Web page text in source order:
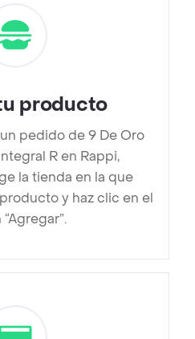
producto
pedido de 9 De Oro
R en Rappi,
la tienda en la que
y haz clic en el